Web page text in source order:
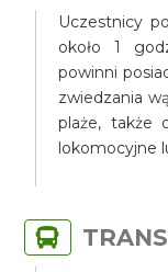
Uczestnicy
około 1
powinni
zwiedzania
plaże, także
lokomocyjne